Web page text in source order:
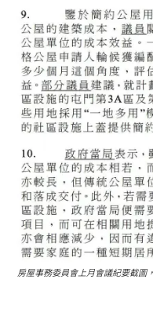
房屋事務委員會上月會議紀要截圖